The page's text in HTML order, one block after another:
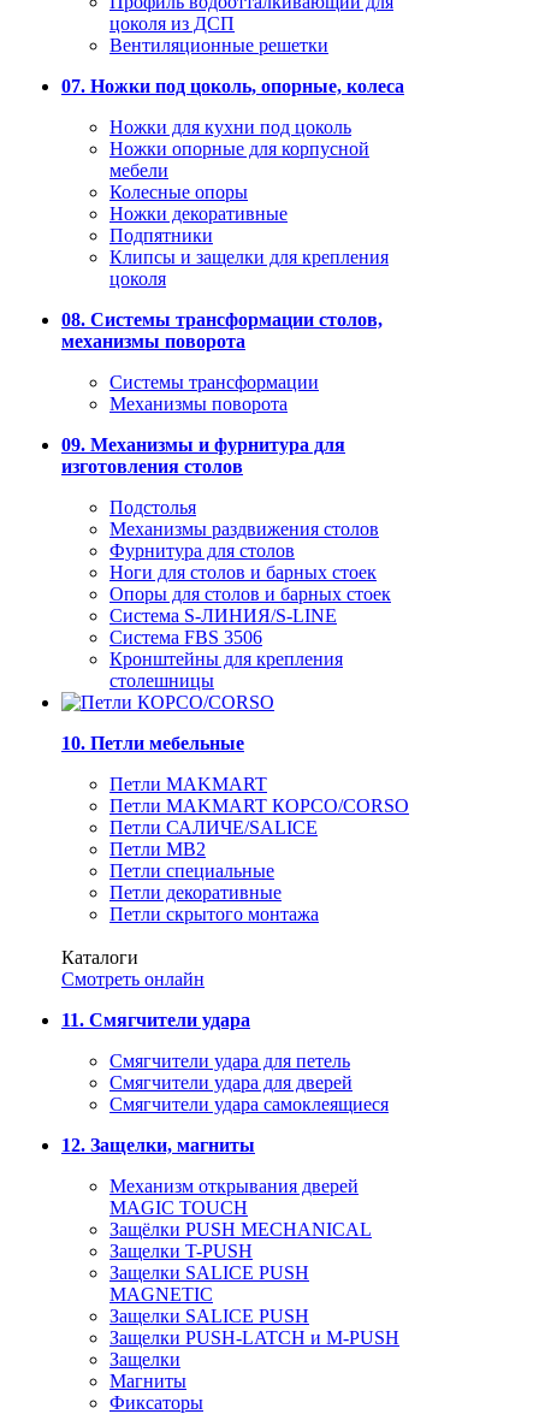
цоколя из ДСП
Вентиляционные решетки
07. Ножки под цоколь, опорные, колеса
Ножки для кухни под цоколь
Ножки опорные для корпусной
мебели
Колесные опоры
Ножки декоративные
Подпятники
Клипсы и защелки для крепления
цоколя
08. Системы трансформации столов,
механизмы поворота
Системы трансформации
Механизмы поворота
09. Механизмы и фурнитура для
изготовления столов
Подстолья
Механизмы раздвижения столов
Фурнитура для столов
Ноги для столов и барных стоек
Опоры для столов и барных стоек
Система S-ЛИНИЯ/S-LINE
Система FBS 3506
Кронштейны для крепления
столешницы
10. Петли мебельные
Петли MAKMART
Петли MAKMART КОРСО/CORSO
Петли САЛИЧЕ/SALICE
Петли MB2
Петли специальные
Петли декоративные
Петли скрытого монтажа
Каталоги
Смотреть онлайн
11. Смягчители удара
Смягчители удара для петель
Смягчители удара для дверей
Cмягчители удара самоклеящиеся
12. Защелки, магниты
Механизм открывания дверей
MAGIC TOUCH
Защёлки PUSH MECHANICAL
Защелки T-PUSH
Защелки SALICE PUSH
MAGNETIC
Защелки SALICE PUSH
Защелки PUSH-LATCH и M-PUSH
Защелки
Магниты
Фиксаторы